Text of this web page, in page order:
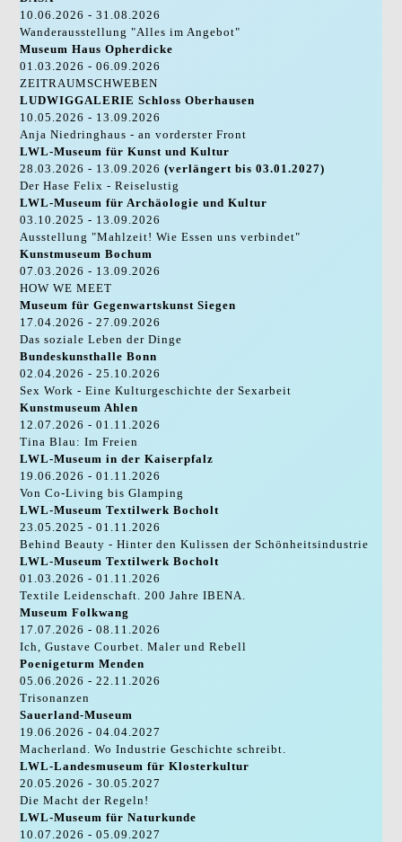
10.06.2026 - 31.08.2026
Wanderausstellung "Alles im Angebot"
Museum Haus Opherdicke
01.03.2026 - 06.09.2026
ZEITRAUMSCHWEBEN
LUDWIGGALERIE Schloss Oberhausen
10.05.2026 - 13.09.2026
Anja Niedringhaus - an vorderster Front
LWL-Museum für Kunst und Kultur
28.03.2026 - 13.09.2026(verlängert bis 03.01.2027)
Der Hase Felix - Reiselustig
LWL-Museum für Archäologie und Kultur
03.10.2025 - 13.09.2026
Ausstellung "Mahlzeit! Wie Essen uns verbindet"
Kunstmuseum Bochum
07.03.2026 - 13.09.2026
HOW WE MEET
Museum für Gegenwartskunst Siegen
17.04.2026 - 27.09.2026
Das soziale Leben der Dinge
Bundeskunsthalle Bonn
02.04.2026 - 25.10.2026
Sex Work - Eine Kulturgeschichte der Sexarbeit
Kunstmuseum Ahlen
12.07.2026 - 01.11.2026
Tina Blau: Im Freien
LWL-Museum in der Kaiserpfalz
19.06.2026 - 01.11.2026
Von Co-Living bis Glamping
LWL-Museum Textilwerk Bocholt
23.05.2025 - 01.11.2026
Behind Beauty - Hinter den Kulissen der Schönheitsindustrie
LWL-Museum Textilwerk Bocholt
01.03.2026 - 01.11.2026
Textile Leidenschaft. 200 Jahre IBENA.
Museum Folkwang
17.07.2026 - 08.11.2026
Ich, Gustave Courbet. Maler und Rebell
Poenigeturm Menden
05.06.2026 - 22.11.2026
Trisonanzen
Sauerland-Museum
19.06.2026 - 04.04.2027
Macherland. Wo Industrie Geschichte schreibt.
LWL-Landesmuseum für Klosterkultur
20.05.2026 - 30.05.2027
Die Macht der Regeln!
LWL-Museum für Naturkunde
10.07.2026 - 05.09.2027